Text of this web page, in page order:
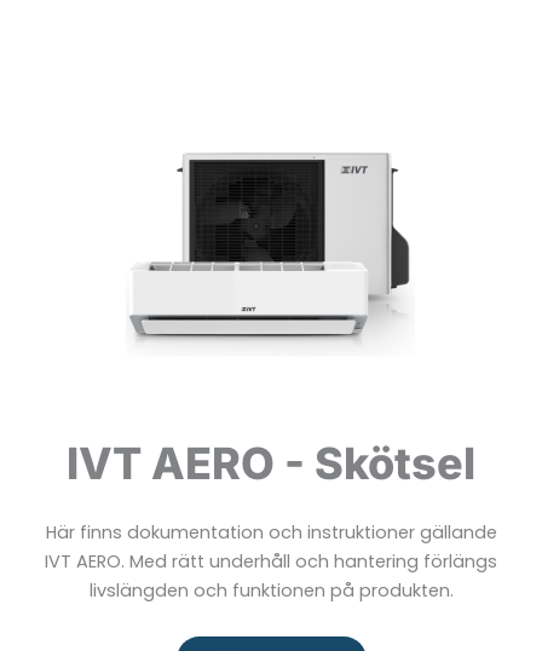
IVT AERO - Skötsel
Här finns dokumentation och instruktioner gällande
IVT AERO. Med rätt underhåll och hantering förlängs
livslängden och funktionen på produkten.